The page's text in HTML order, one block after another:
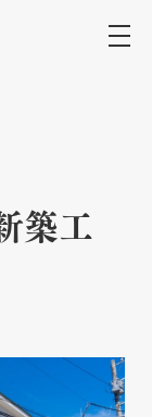
築工